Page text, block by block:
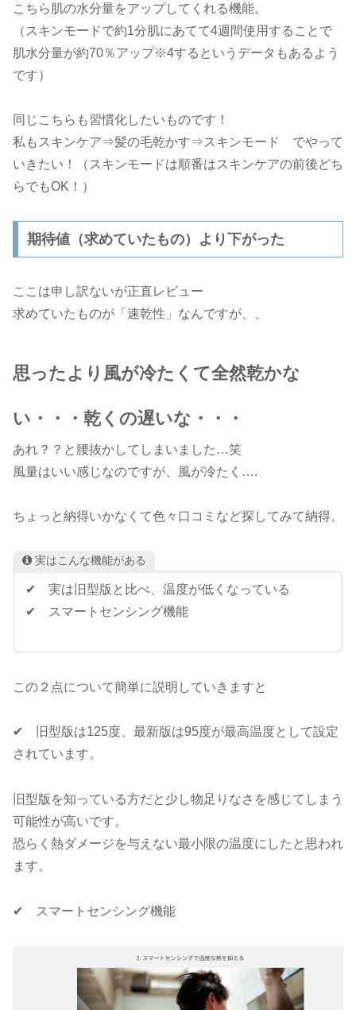
こちら肌の水分量をアップしてくれる機能。
（スキンモードで約1分肌にあてて4週間使用することで
肌水分量が約70％アップ※4するというデータもあるよう
です）
同じこちらも習慣化したいものです！
私もスキンケア⇒髪の毛乾かす⇒スキンモード でやって
いきたい！（スキンモードは順番はスキンケアの前後どち
らでもOK！）
期待値（求めていたもの）より下がった
ここは申し訳ないが正直レビュー
求めていたものが「速乾性」なんですが、、
思ったより風が冷たくて全然乾かな
い・・・乾くの遅いな・・・
あれ？？と腰抜かしてしまいました…笑
風量はいい感じなのですが、風が冷たく….
ちょっと納得いかなくて色々口コミなど探してみて納得。
実はこんな機能がある
✔ 実は旧型版と比べ、温度が低くなっている
✔ スマートセンシング機能
この２点について簡単に説明していきますと
✔ 旧型版は125度、最新版は95度が最高温度として設定
されています。
旧型版を知っている方だと少し物足りなさを感じてしまう
可能性が高いです。
恐らく熱ダメージを与えない最小限の温度にしたと思われ
ます。
✔ スマートセンシング機能